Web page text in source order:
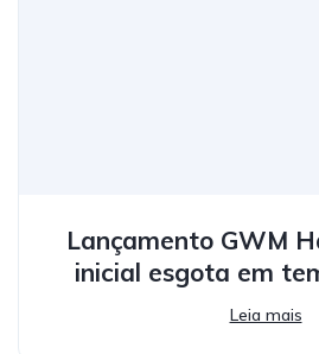
Lançamento GWM
inicial esgota em
Leia mais